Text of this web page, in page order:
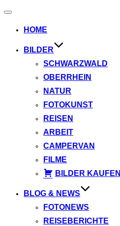
Navigation
HOME
BILDER
SCHWARZWALD
OBERRHEIN
NATUR
FOTOKUNST
REISEN
ARBEIT
CAMPERVAN
FILME
BILDER KAUFEN
BLOG & NEWS
FOTONEWS
REISEBERICHTE